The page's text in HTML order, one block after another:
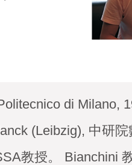
di Milano,
(Leibzig), 中研
教授。 Bianchini